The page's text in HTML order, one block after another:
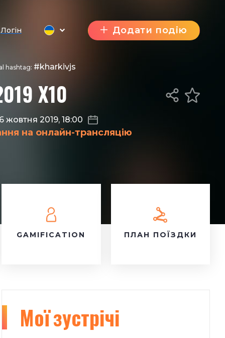
Логін Додати подію
hashtag: #kharkivjs
X10
жовтня 2019, 18:00
на онлайн-трансляцію
GAMIFICATION ПЛАН ПОЇЗДКИ
Моїзустрічі